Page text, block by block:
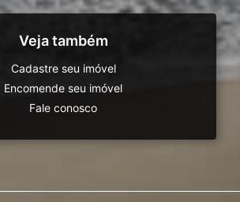
Veja também
Cadastre seu imóvel
Encomende seu imóvel
Fale conosco